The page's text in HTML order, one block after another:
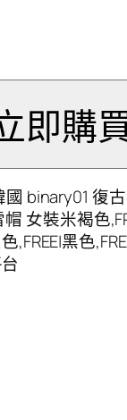
binary01 復
女裝米褐色
,FREE|黑色